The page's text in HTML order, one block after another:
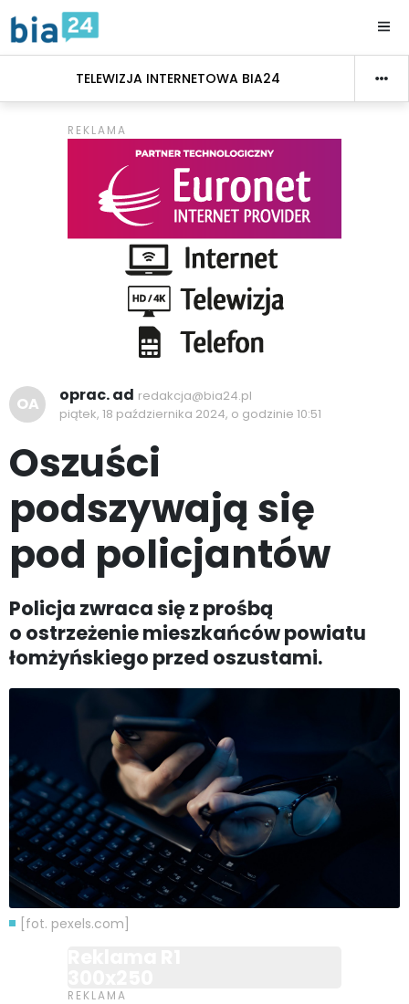
TELEWIZJA INTERNETOWA BIA24
OA oprac. ad redakcja@bia24.pl
piątek, 18 października 2024, o godzinie 10:51
Oszuści
podszywają się
pod policjantów
Policja zwraca się z prośbą
o ostrzeżenie mieszkańców powiatu
łomżyńskiego przed oszustami.
[fot. pexels.com]